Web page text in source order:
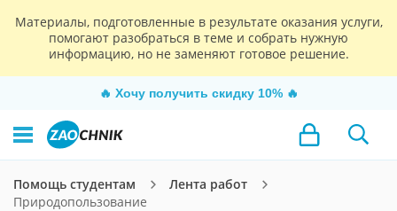
Материалы, подготовленные в результате оказания услуги,
помогают разобраться в теме и собрать нужную
информацию, но не заменяют готовое решение.
🔥 Хочу получить скидку 10% 🔥
Помощь студентам
Лента работ
Природопользование